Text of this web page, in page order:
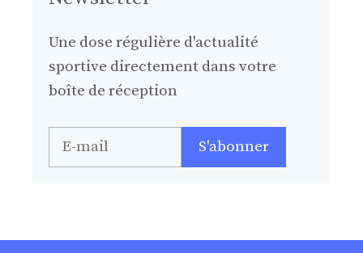
Une dose régulière d'actualité
sportive directement dans votre
boîte de réception